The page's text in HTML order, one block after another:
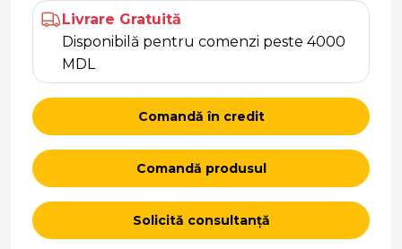
Livrare Gratuită
Disponibilă pentru comenzi peste 4000
MDL
Comandă în credit
Comandă produsul
Solicită consultanță